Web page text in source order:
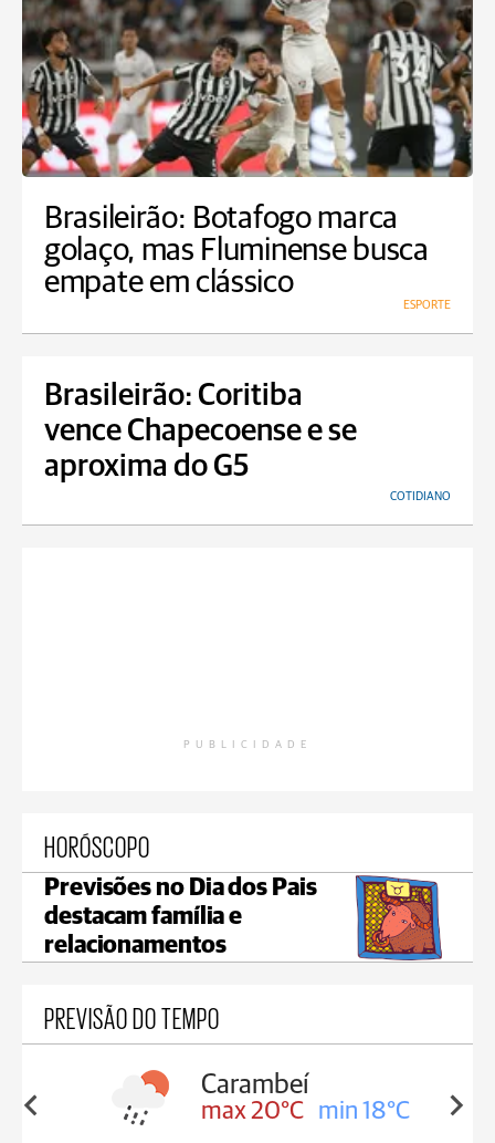
Brasileirão: Botafogo marca
golaço, mas Fluminense busca
empate em clássico
ESPORTE
Brasileirão: Coritiba
vence Chapecoense e se
aproxima do G5
COTIDIANO
PUBLICIDADE
HORÓSCOPO
Previsões no Dia dos Pais
destacam família e
relacionamentos
PREVISÃO DO TEMPO
18°C
Carambeí
max 20°C min 18°C